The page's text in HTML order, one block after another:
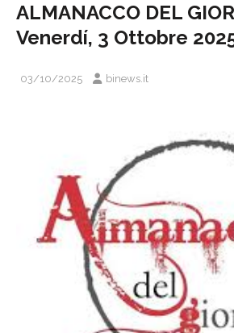
ALMANACCO DEL
Venerdí, 3 Ottobre
03/10/2025 binews.it